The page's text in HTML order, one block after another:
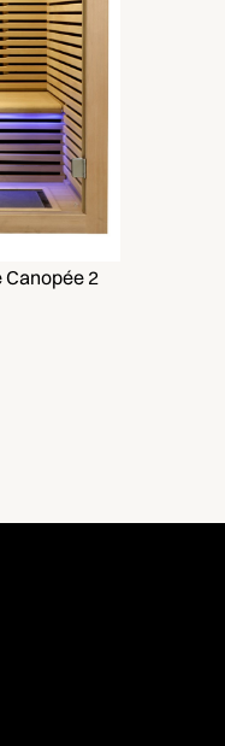
Canopée 2